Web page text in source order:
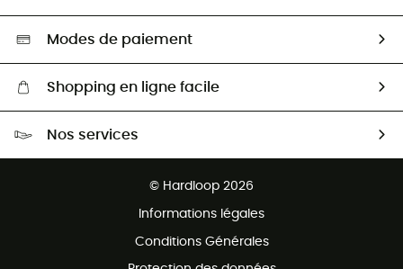
Aide & Contact
Sélection éco-responsable
Modes de paiement
Shopping en ligne facile
Nos services
© Hardloop 2026
Informations légales
Conditions Générales